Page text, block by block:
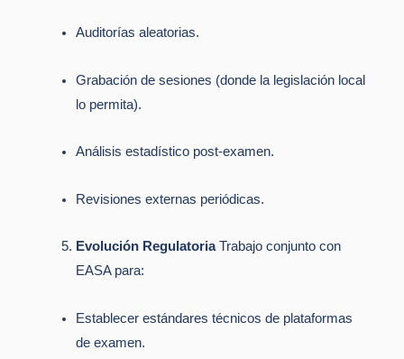
Auditorías aleatorias.
Grabación de sesiones (donde la legislación local
lo permita).
Análisis estadístico post-examen.
Revisiones externas periódicas.
Evolución RegulatoriaTrabajo conjunto con
EASA para:
Establecer estándares técnicos de plataformas
de examen.